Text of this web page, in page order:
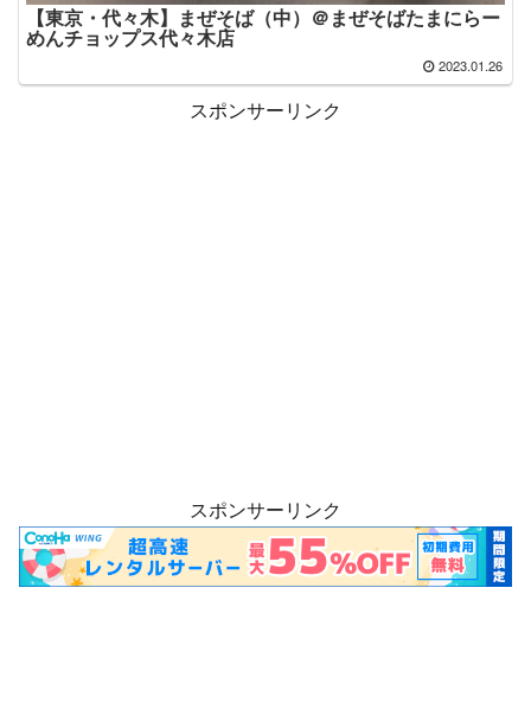
【東京・代々木】まぜそば（中）＠まぜそばたまにらー
めんチョップス代々木店
2023.01.26
スポンサーリンク
スポンサーリンク